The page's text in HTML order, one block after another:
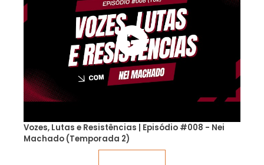
Vozes, Lutas e Resistências | Episódio #008 - Nei
Machado (Temporada 2)